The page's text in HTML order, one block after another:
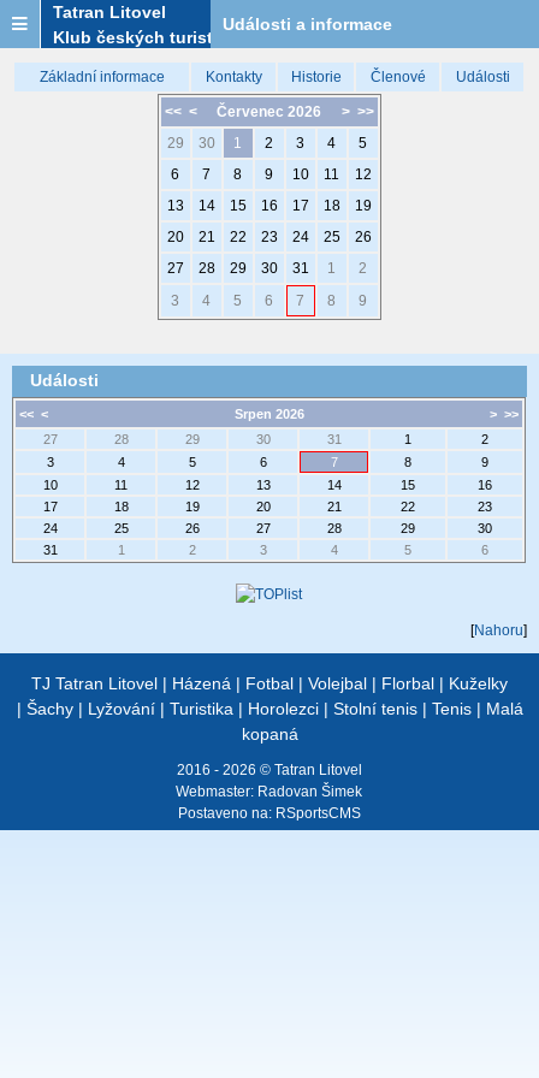
Tatran Litovel
Klub českých turistů
Události a informace
Základní informace Kontakty Historie Členové Události
<< < > >>
Červenec 2026
29
30 1 2 3 4
5
6
7 8 9 10 11
12
13
14 15 16 17 18
19
20
21 22 23 24 25
26
27
28 29 30 31 1
2
3
4 5 6 7 8 9
Události
<< < > >>
Srpen 2026
27
28 29 30 31 1
2
3
4 5 6 7 8
9
10
11 12 13 14 15
16
17
18 19 20 21 22
23
24
25 26 27 28 29
30
31
1 2 3 4 5 6
[Nahoru]
TJ Tatran Litovel | Házená | Fotbal | Volejbal | Florbal | Kuželky
| Šachy| Lyžování| Turistika | Horolezci| Stolní tenis| Tenis| Malá
kopaná
2016 - 2026 © Tatran Litovel
Webmaster: Radovan Šimek
Postaveno na: RSportsCMS